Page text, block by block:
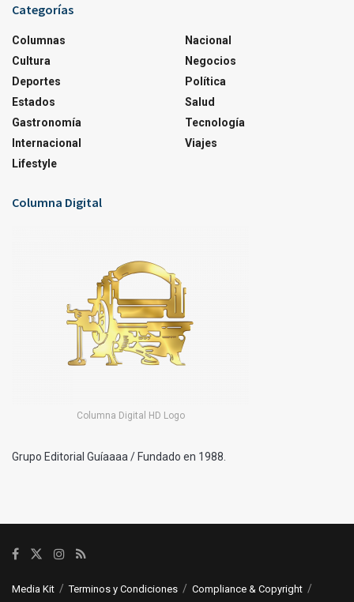
Categorías
Columnas
Cultura
Deportes
Estados
Gastronomía
Internacional
Lifestyle
Nacional
Negocios
Política
Salud
Tecnología
Viajes
Columna Digital
Columna Digital HD Logo
Grupo Editorial Guíaaaa / Fundado en 1988.
Media Kit Terminos y Condiciones
Compliance & Copyright